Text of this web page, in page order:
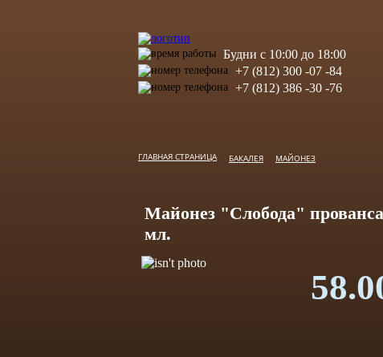
Будни с 10:00 до 18:00
+7 (812) 300 -07 -84
+7 (812) 386 -30 -76
ГЛАВНАЯ СТРАНИЦА БАКАЛЕЯ МАЙОНЕЗ
Майонез "Слобода"
мл.